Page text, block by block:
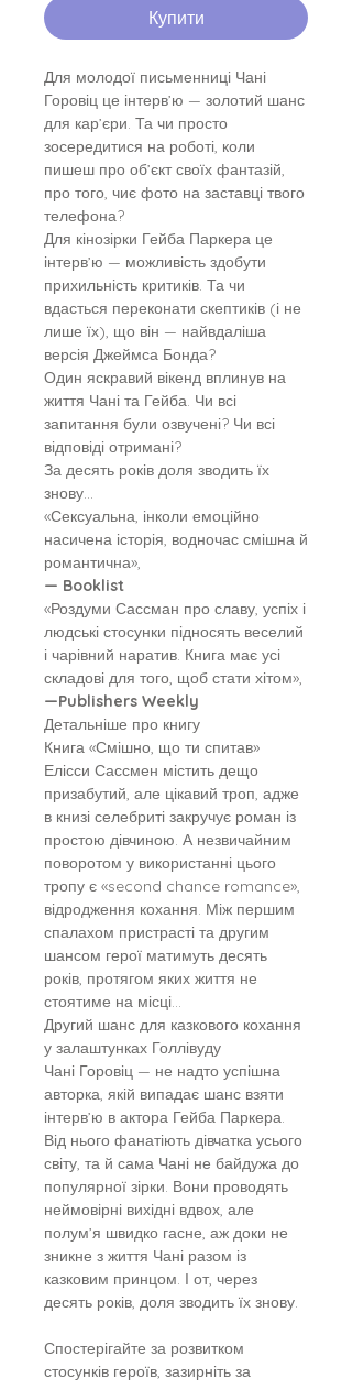
Купити
Для молодої письменниці Чані
Горовіц це інтерв’ю — золотий шанс
для кар’єри. Та чи просто
зосередитися на роботі, коли
пишеш про об’єкт своїх фантазій,
про того, чиє фото на заставці твого
телефона?
Для кінозірки Гейба Паркера це
інтерв’ю — можливість здобути
прихильність критиків. Та чи
вдасться переконати скептиків (і не
лише їх), що він — найвдаліша
версія Джеймса Бонда?
Один яскравий вікенд вплинув на
життя Чані та Гейба. Чи всі
запитання були озвучені? Чи всі
відповіді отримані?
За десять років доля зводить їх
знову…
«Сексуальна, інколи емоційно
насичена історія, водночас смішна й
романтична»,
— Booklist
«Роздуми Сассман про славу, успіх і
людські стосунки підносять веселий
і чарівний наратив. Книга має усі
складові для того, щоб стати хітом»,
—Publishers Weekly
Детальніше про книгу
Книга «Смішно, що ти спитав»
Елісси Сассмен містить дещо
призабутий, але цікавий троп, адже
в книзі селебриті закручує роман із
простою дівчиною. А незвичайним
поворотом у використанні цього
тропу є «second chance romance»,
відродження кохання. Між першим
спалахом пристрасті та другим
шансом герої матимуть десять
років, протягом яких життя не
стоятиме на місці…
Другий шанс для казкового кохання
у залаштунках Голлівуду
Чані Горовіц — не надто успішна
авторка, якій випадає шанс взяти
інтерв’ю в актора Гейба Паркера.
Від нього фанатіють дівчатка усього
світу, та й сама Чані не байдужа до
популярної зірки. Вони проводять
неймовірні вихідні вдвох, але
полум’я швидко гасне, аж доки не
зникне з життя Чані разом із
казковим принцом. І от, через
десять років, доля зводить їх знову.
Спостерігайте за розвитком
стосунків героїв, зазирніть за